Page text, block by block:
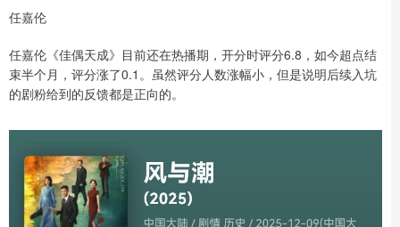
任嘉伦
任嘉伦《佳偶天成》目前还在热播期，开分时评分6.8，如今超点结
束半个月，评分涨了0.1。虽然评分人数涨幅小，但是说明后续入坑
的剧粉给到的反馈都是正向的。